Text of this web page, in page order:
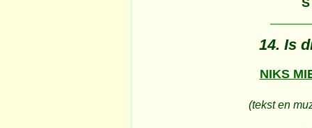
14. Is
NIKS
(tekst en